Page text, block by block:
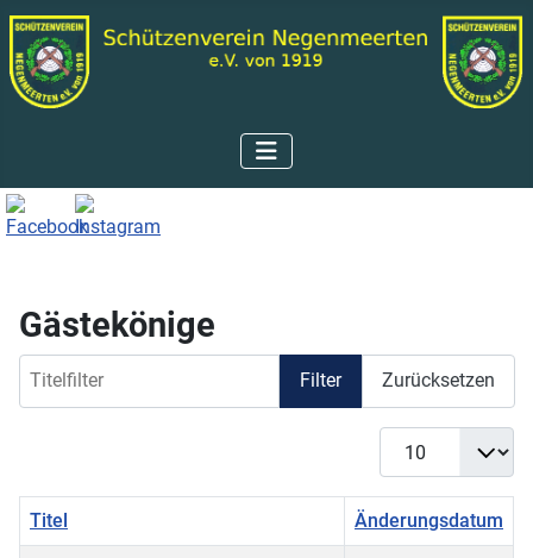
Gästekönige
Filter Zurücksetzen
Anzeige #
Titel Änderungsdatum